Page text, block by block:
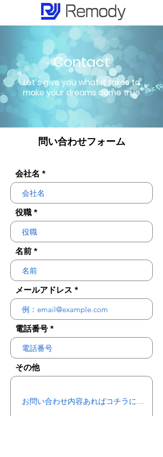
Contact
Let’s give you what it takes to
make your dreams come true
​問い合わせフォーム
会社名
役職
名前
メールアドレス
電話番号
その他